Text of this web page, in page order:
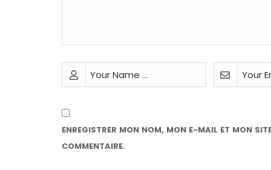
ENREGISTRER MON NOM, MON E-MAIL ET MON
COMMENTAIRE.